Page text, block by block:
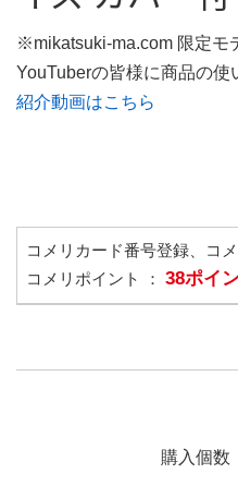
※mikatsuki-ma.com 限定モ
YouTuberの皆様に商品の使
紹介動画はこちら
コメリカード番号登録、コ
コメリポイント ： 38ポイ
購入個数